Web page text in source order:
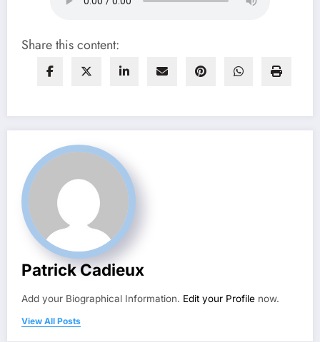
Share this content:
Patrick Cadieux
Add your Biographical Information. Edit your Profile now.
View All Posts